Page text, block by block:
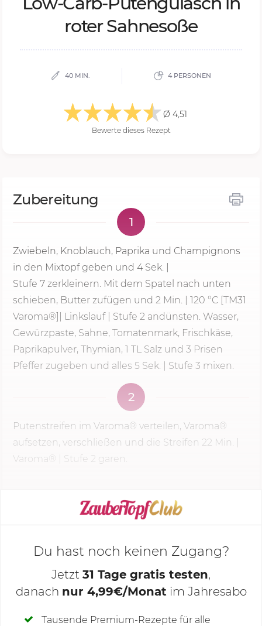
ro­ter Sah­ne­so­ße
40 MIN. 4 PERSONEN
Ø 4,51
Bewerte dieses Rezept
Zubereitung
1
Zwiebeln, Knoblauch, Paprika und Champignons
in den Mixtopf geben und 4 Sek.
Stufe 7 zerkleinern. Mit dem Spatel nach unten
schieben, Butter zufügen und 2 Min. 120 °C [TM31
Varoma®]| Linkslauf | Stufe 2 andünsten. Wasser,
Gewürzpaste, Sahne, Tomatenmark, Frischkäse,
Paprikapulver, Thymian, 1 TL Salz und 3 Prisen
Pfeffer zugeben und alles 5 Sek. | Stufe 3 mixen.
2
Putenstreifen im Varoma® verteilen, Varoma®
aufsetzen, verschließen und die Streifen 22 Min.
Varoma® | Stufe 2 garen.
KOCHMODUS STARTEN
Deine Notizen
Du hast noch keinen Zugang?
Jetzt 31 Tage gratis testen,
danach nur 4,99€/Monat im Jahresabo
Tausende Premium-Rezepte für alle